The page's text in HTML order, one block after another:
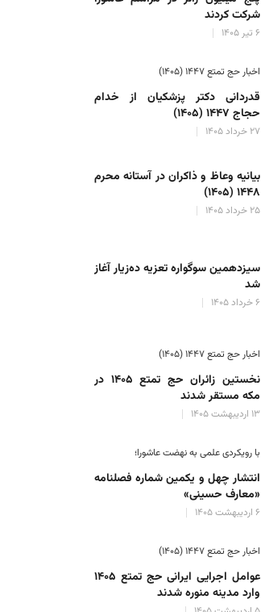
شرکت کردند
۶ تیر ۱۴۰۵
اخبار حج تمتع ۱۴۴۷ (۱۴۰۵)
قدردانی دکتر پزشکیان از خدام
حجاج ۱۴۴۷ (۱۴۰۵)
۲۷ خرداد ۱۴۰۵
بیانیه وعاظ و ذاکران در آستانه محرم
۱۴۴۸ (۱۴۰۵)
۲۵ خرداد ۱۴۰۵
سیزدهمین سوگواره تعزیه ده‌زیار آغاز
شد
۶ خرداد ۱۴۰۵
اخبار حج تمتع ۱۴۴۷ (۱۴۰۵)
نخستین زائران حج تمتع ۱۴۰۵ در
مکه مستقر شدند
۱۳ اردیبهشت ۱۴۰۵
با رویکردی علمی به نهضت عاشورا؛
انتشار چهل و یکمین شماره فصلنامه
«معارف حسینی»
۶ اردیبهشت ۱۴۰۵
اخبار حج تمتع ۱۴۴۷ (۱۴۰۵)
عوامل اجرایی ایرانی حج تمتع ۱۴۰۵
وارد مدینه منوره ‌شدند